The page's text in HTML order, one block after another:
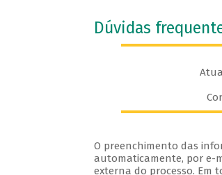
Dúvidas
O preenchimento das
automaticamente, por e-
externa do processo. Em